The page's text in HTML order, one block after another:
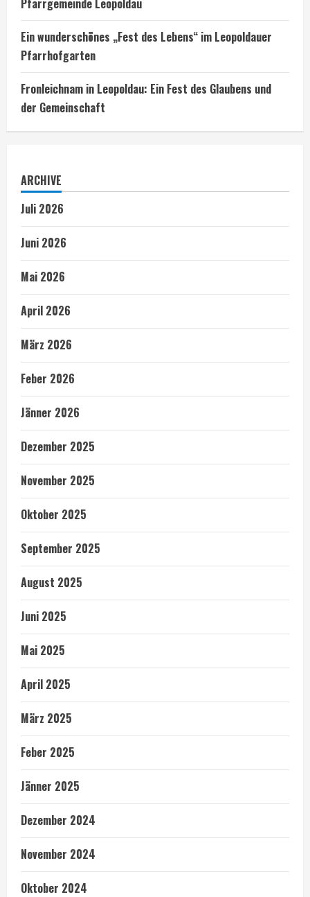
Ein wunderschönes „Fest des Lebens“ im Leopoldauer
Pfarrhofgarten
Fronleichnam in Leopoldau: Ein Fest des Glaubens und
der Gemeinschaft
ARCHIVE
Juli 2026
Juni 2026
Mai 2026
April 2026
März 2026
Feber 2026
Jänner 2026
Dezember 2025
November 2025
Oktober 2025
September 2025
August 2025
Juni 2025
Mai 2025
April 2025
März 2025
Feber 2025
Jänner 2025
Dezember 2024
November 2024
Oktober 2024